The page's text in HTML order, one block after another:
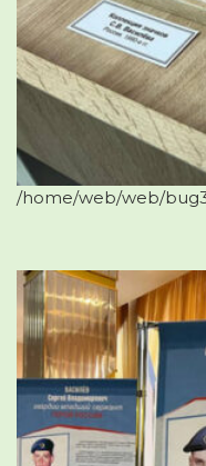
/home/web/web/